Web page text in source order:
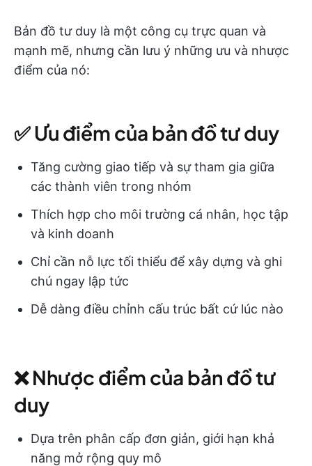
Bản đồ tư duy là một công cụ trực quan và
mạnh mẽ, nhưng cần lưu ý những ưu và nhược
điểm của nó:
✅ Ưu điểm của bản đồ tư duy
Tăng cường giao tiếp và sự tham gia giữa
các thành viên trong nhóm
Thích hợp cho môi trường cá nhân, học tập
và kinh doanh
Chỉ cần nỗ lực tối thiểu để xây dựng và ghi
chú ngay lập tức
Dễ dàng điều chỉnh cấu trúc bất cứ lúc nào
❌ Nhược điểm của bản đồ tư
duy
Dựa trên phân cấp đơn giản, giới hạn khả
năng mở rộng quy mô